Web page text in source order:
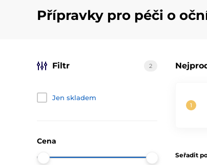
Přípravky pro péči o
Filtr 2
Jen skladem
Cena
Seřadit